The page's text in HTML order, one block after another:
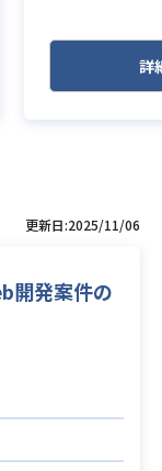
詳
更新日:2025/11/06
開発案件の